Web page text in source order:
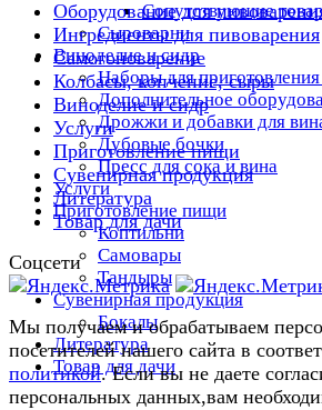
Сопутствующие
Сыроварни
Виноделие и сидр
Наборы для
Дополнительное
Дрожжи и добавки для
Дубовые бочки
Пресс для сока и вина
Услуги
Приготовление пищи
Коптильни
Самовары
Тандыры
Сувенирная продукция
Бокалы
Литература
Товар для дачи
Оборудование для
Ингредиенты для пивоварения
Самогоноварение
Колбасы, копчение, сыры
Виноделие и сидр
Услуги
Приготовление пищи
Сувенирная продукция
Литература
Товар для дачи
Соцсети
Мы получаем и обрабатываем
посетителей нашего сайта в
политикой. Если вы не даете
персональных данных,вам